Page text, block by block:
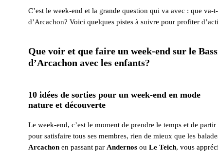
C’est le week-end et la grande question qui va avec : que va-
d’Arcachon? Voici quelques pistes à suivre pour profiter
Que voir et que faire un week-end sur le
d’Arcachon avec les enfants?
10 idées de sorties pour un week-end en mode
nature et découverte
Le week-end, c’est le moment de prendre le temps et de
pour satisfaire tous ses membres, rien de mieux que les
Arcachon en passant par Andernos ou Le Teich, vous